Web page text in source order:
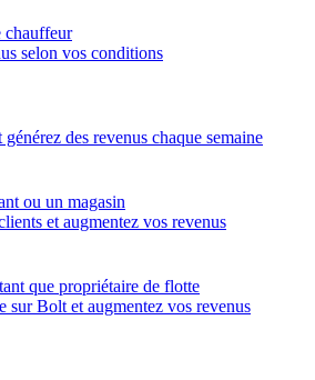
chauffeur
selon vos conditions
des revenus chaque semaine
ou un magasin
et augmentez vos revenus
que propriétaire de flotte
sur Bolt et augmentez vos revenus